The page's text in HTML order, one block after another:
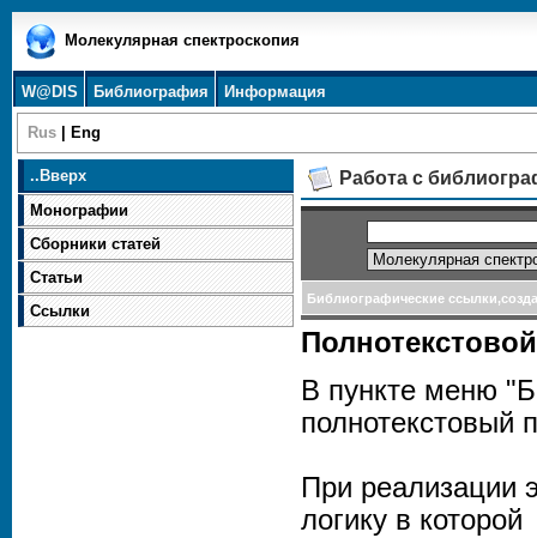
Молекулярная спектроскопия
W@DIS Библиография Информация
Rus Eng
.. Вверх
Монографии
Сборники статей
Статьи
Ссылки
Работа с
Библиографические
В пункте меню
полнотекстовый
При реализации
логику в которой